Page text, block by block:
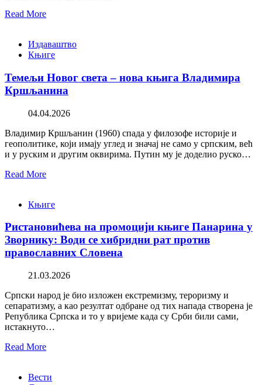
Read More
Издаваштво
Књиге
Темељи Новог света – нова књига Владимира
Кршљанина
04.04.2026
Владимир Кршљанин (1960) спада у филозофе историје и
геополитике, који имају углед и значај не само у српским, већ
и у руским и другим оквирима. Путин му је доделио руско…
Read More
Књиге
Ристановићева на промоцији књиге Панарина у
Зворнику: Води се хибридни рат против
православних Словена
21.03.2026
Српски народ је био изложен екстремизму, тероризму и
сепаратизму, а као резултат одбране од тих напада створена је
Република Српска и то у вријеме када су Срби били сами,
истакнуто…
Read More
Вести